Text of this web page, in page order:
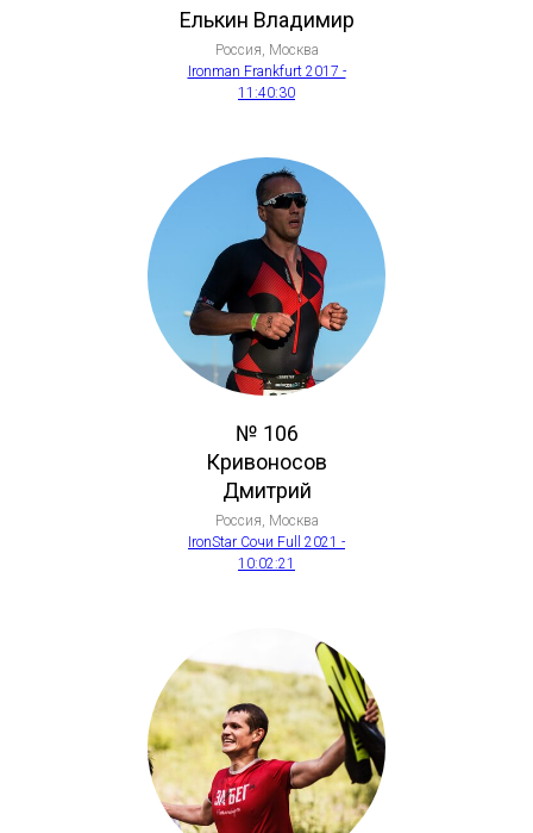
Елькин Владимир
Россия, Москва
Ironman Frankfurt 2017 -
11:40:30
№ 106
Кривоносов
Дмитрий
Россия, Москва
IronStar Сочи Full 2021 -
10:02:21